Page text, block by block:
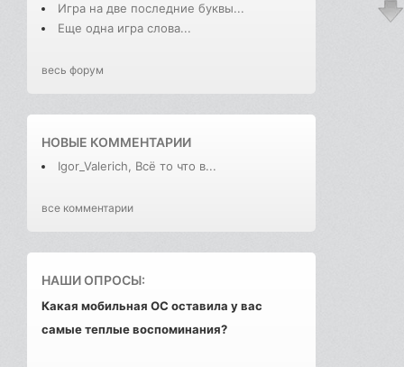
Игра на две последние буквы...
Еще одна игра слова...
весь форум
НОВЫЕ КОММЕНТАРИИ
Igor_Valerich, Всё то что в...
все комментарии
НАШИ ОПРОСЫ:
Какая мобильная ОС оставила у вас
самые теплые воспоминания?